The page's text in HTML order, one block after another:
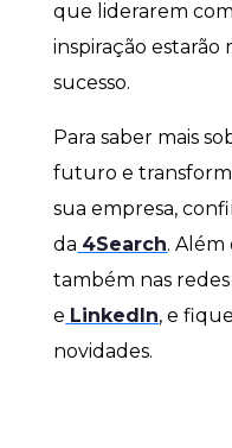
que liderarem
inspiração estarão
sucesso.
Para saber mais
futuro e
sua empresa,
da 4Search. Além
também nas redes
e LinkedIn, e
novidades.